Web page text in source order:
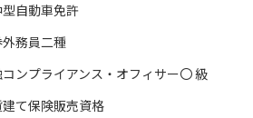
自動車免許
務員二種
ンプライアンス・オフィサー〇 級
て保険販売資格